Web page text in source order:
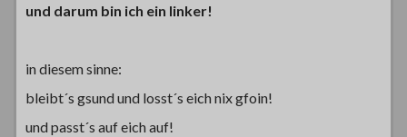
und darum bin ich ein linker!
in diesem sinne:
bleibt´s gsund und losst´s eich nix gfoin!
und passt´s auf eich auf!